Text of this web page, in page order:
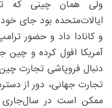
ایالات‌متحده بود جای
و کانادا داد و حضور
آمریکا افول کرده و چین
دنبال فروپاشی تجارت
تجارت جهانی، دور از